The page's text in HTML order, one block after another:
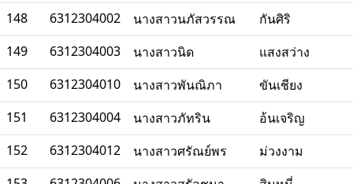
148
6312304002 นางสาวนภัสวรรณ
กันศิริ
149
6312304003 นางสาวนิด
แสงสว่าง
150
6312304010 นางสาวพันณิภา
ขันเชียง
151
6312304004 นางสาวภัทริน
อ้นเจริญ
152
6312304012 นางสาวศรัณย์พร
ม่วงงาม